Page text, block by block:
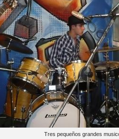
Tres pequeños grandes